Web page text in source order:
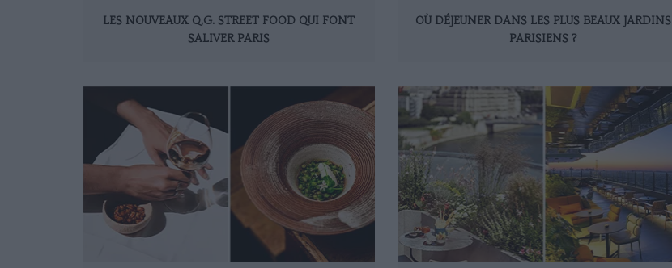
LES NOUVEAUX Q.G. STREET FOOD QUI FONT
SALIVER PARIS
OÙ DÉJEUNER DANS LES PLUS BEAUX JARDINS
PARISIENS ?